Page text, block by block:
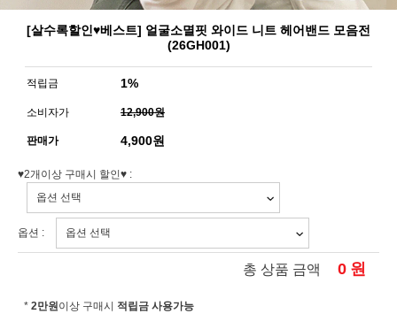
[살수록할인♥베스트] 얼굴소멸핏 와이드 니트 헤어밴드 모음전
(26GH001)
적립금 1%
소비자가 12,900원
판매가 4,900원
♥2개이상 구매시 할인♥ :
옵션 :
총 상품 금액 0 원
* 2만원이상 구매시 적립금 사용가능